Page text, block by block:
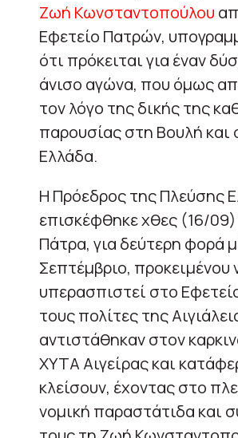
Ζωή Κωνσταντοπούλου
Εφετείο Πατρών,
ότι πρόκειται για έναν
άνισο αγώνα, που όμως
τον λόγο της δικής της
παρουσίας στη Βουλή και
Ελλάδα.
Η Πρόεδρος της Πλεύσης
επισκέφθηκε χθες (16/
Πάτρα, για δεύτερη φορά
Σεπτέμβριο, προκειμένου
υπερασπιστεί στο
τους πολίτες της
αντιστάθηκαν στον
ΧΥΤΑ Αιγείρας και
κλείσουν, έχοντας στο
νομική παραστάτιδα και